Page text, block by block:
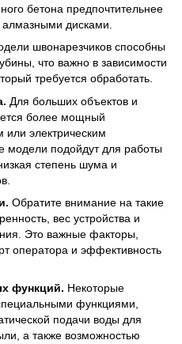
бетона предпочтительнее
алмазными дисками.
швонарезчиков способны
что важно в зависимости
требуется обработать.
Для больших объектов и
более мощный
или электрическим
модели подойдут для работы
степень шума и
Обратите внимание на такие
вес устройства и
Это важные факторы,
оператора и эффективность
функций. Некоторые
функциями,
подачи воды для
а также возможностью